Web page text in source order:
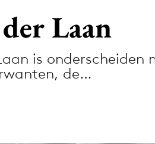
Laan
is onderscheiden
de…